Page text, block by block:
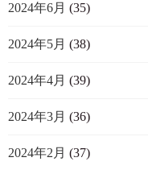
2024年6月 (35)
2024年5月 (38)
2024年4月 (39)
2024年3月 (36)
2024年2月 (37)